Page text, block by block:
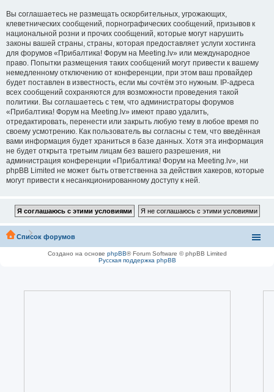
Вы соглашаетесь не размещать оскорбительных, угрожающих,
клеветнических сообщений, порнографических сообщений, призывов к
национальной розни и прочих сообщений, которые могут нарушить
законы вашей страны, страны, которая предоставляет услуги хостинга
для форумов «Прибалтика! Форум на Meeting.lv» или международное
право. Попытки размещения таких сообщений могут привести к вашему
немедленному отключению от конференции, при этом ваш провайдер
будет поставлен в известность, если мы сочтём это нужным. IP-адреса
всех сообщений сохраняются для возможности проведения такой
политики. Вы соглашаетесь с тем, что администраторы форумов
«Прибалтика! Форум на Meeting.lv» имеют право удалить,
отредактировать, перенести или закрыть любую тему в любое время по
своему усмотрению. Как пользователь вы согласны с тем, что введённая
вами информация будет храниться в базе данных. Хотя эта информация
не будет открыта третьим лицам без вашего разрешения, ни
администрация конференции «Прибалтика! Форум на Meeting.lv», ни
phpBB Limited не может быть ответственна за действия хакеров, которые
могут привести к несанкционированному доступу к ней.
Список форумов
Создано на основе phpBB® Forum Software © phpBB Limited
Русская поддержка phpBB